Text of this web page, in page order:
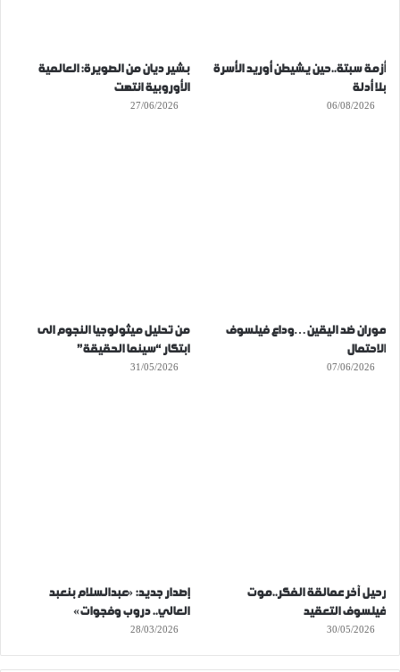
أزمة سبتة..حين يشيطن أوريد الأسرة
بلا أدلة
06/08/2026
بشير ديان من الصويرة: العالمية
الأوروبية انتهت
27/06/2026
موران ضد اليقين…وداع فيلسوف
الاحتمال
07/06/2026
من تحليل ميثولوجيا النجوم الى
ابتكار “سينما الحقيقة”
31/05/2026
رحيل آخر عمالقة الفكر..موت
فيلسوف التعقيد
30/05/2026
إصدار جديد: «عبدالسلام بنعبد
العالي.. دروب وفجوات»
28/03/2026